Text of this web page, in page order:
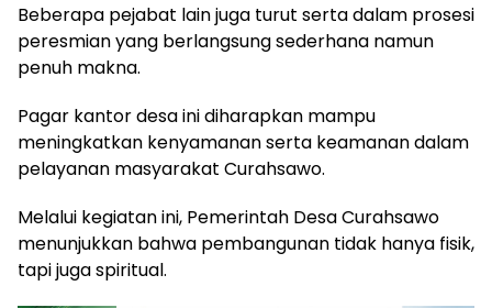
Beberapa pejabat lain juga turut serta dalam prosesi
peresmian yang berlangsung sederhana namun
penuh makna.
Pagar kantor desa ini diharapkan mampu
meningkatkan kenyamanan serta keamanan dalam
pelayanan masyarakat Curahsawo.
Melalui kegiatan ini, Pemerintah Desa Curahsawo
menunjukkan bahwa pembangunan tidak hanya fisik,
tapi juga spiritual.